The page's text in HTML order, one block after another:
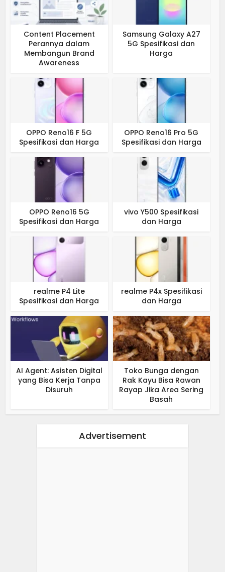
Content Placement
Perannya dalam
Membangun Brand
Awareness
Samsung Galaxy A27
5G Spesifikasi dan
Harga
OPPO Reno16 F 5G
Spesifikasi dan Harga
OPPO Reno16 Pro 5G
Spesifikasi dan Harga
OPPO Reno16 5G
Spesifikasi dan Harga
vivo Y500 Spesifikasi
dan Harga
realme P4 Lite
Spesifikasi dan Harga
realme P4x Spesifikasi
dan Harga
AI Agent: Asisten Digital
yang Bisa Kerja Tanpa
Disuruh
Toko Bunga dengan
Rak Kayu Bisa Rawan
Rayap Jika Area Sering
Basah
Advertisement